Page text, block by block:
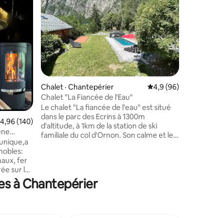
moyenne de 4,96 sur 5, 140 commentaires
4,96 (140)
fer
sur les
Chalet · Chantepérier Note moyenne de
4,9 (96)
Chalet "La Fiancée de l'Eau"
Le chalet "La fiancée de l'eau" est situé
dans le parc des Ecrins à 1300m
d'altitude, à 1km de la station de ski
familiale du col d'Ornon. Son calme et le
famille ou entre amis: ski alpin, ski de
fond, raquettes, randonnée, alpinisme,
à Chantepérier